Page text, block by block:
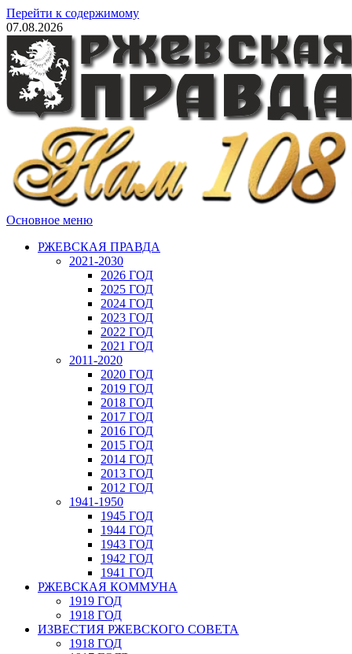
Перейти к содержимому
07.08.2026
Основное меню
РЖЕВСКАЯ ПРАВДА
2021-2030
2026 ГОД
2025 ГОД
2024 ГОД
2023 ГОД
2022 ГОД
2021 ГОД
2011-2020
2020 ГОД
2019 ГОД
2018 ГОД
2017 ГОД
2016 ГОД
2015 ГОД
2014 ГОД
2013 ГОД
2012 ГОД
1941-1950
1945 ГОД
1944 ГОД
1943 ГОД
1942 ГОД
1941 ГОД
РЖЕВСКАЯ КОММУНА
1919 ГОД
1918 ГОД
ИЗВЕСТИЯ РЖЕВСКОГО СОВЕТА
1918 ГОД